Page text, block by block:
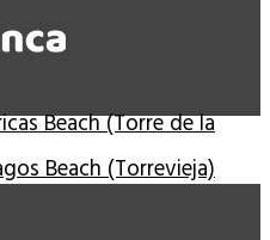
Beach (Torre de la
Beach (Torrevieja)